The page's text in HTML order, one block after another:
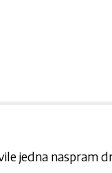
jedna naspram